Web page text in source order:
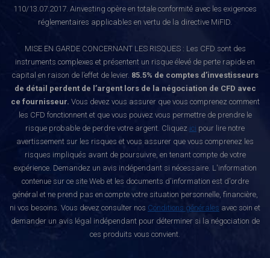
110/13.07.2017. Ainvesting opère en totale conformité avec les exigences
réglementaires applicables en vertu de la directive MiFID.
MISE EN GARDE CONCERNANT LES RISQUES : Les CFD sont des
instruments complexes et présentent un risque élevé de perte rapide en
capital en raison de l’effet de levier. 85.5% de comptes d’investisseurs
de détail perdent de l’argent lors de la négociation de CFD avec
ce fournisseur. Vous devez vous assurer que vous comprenez comment
les CFD fonctionnent et que vous pouvez vous permettre de prendre le
risque probable de perdre votre argent. Cliquez ici pour lire notre
avertissement sur les risques et vous assurer que vous comprenez les
risques impliqués avant de poursuivre, en tenant compte de votre
expérience. Demandez un avis indépendant si nécessaire. L'information
contenue sur ce site Web et les documents d'information est d'ordre
général et ne prend pas en compte votre situation personnelle, financière,
ni vos besoins. Vous devez consulter nos Conditions générales avec soin et
demander un avis légal indépendant pour déterminer si la négociation de
ces produits vous convient.